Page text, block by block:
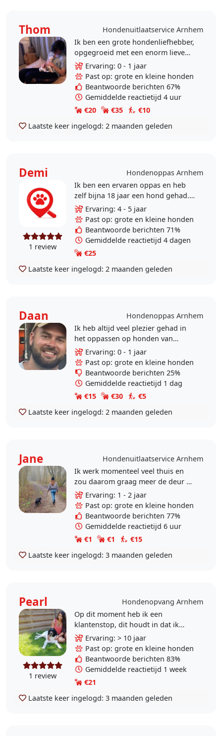
Thom
Hondenuitlaatservice Arnhem
Ik ben een grote hondenliefhebber,
opgegroeid met een enorm lieve
Friese Stabij en een kleine,
schattige Terrier. Nu woon ik alleen
in Arnhem, ik..
Ervaring: 0 - 1 jaar
Past op: grote en kleine honden
Beantwoorde berichten 67%
Gemiddelde reactietijd 4 uur
€20
€35
€10
Laatste keer ingelogd: 2 maanden geleden
Demi Hondenoppas Arnhem
1 review
Ik ben een ervaren oppas en heb
zelf bijna 18 jaar een hond gehad.
Bij mijn ouders hebben we een
labrador geleide hond vanuit KNGF
dus daar heb ik..
Ervaring: 4 - 5 jaar
Past op: grote en kleine honden
Beantwoorde berichten 71%
Gemiddelde reactietijd 4 dagen
€25
Laatste keer ingelogd: 2 maanden geleden
Daan
Hondenoppas Arnhem
Ik heb altijd veel plezier gehad in
het oppassen op honden van
vrienden en kennissen wanneer zij
op vakantie gingen. Hoewel we zelf
geen hond thuis..
Ervaring: 0 - 1 jaar
Past op: grote en kleine honden
Beantwoorde berichten 25%
Gemiddelde reactietijd 1 dag
€15
€30
€5
Laatste keer ingelogd: 2 maanden geleden
Jane
Hondenuitlaatservice Arnhem
Ik werk momenteel veel thuis en
zou daarom graag meer de deur uit
komen. Daarom bied ik mezelf aan
als honden uitlaatservice. Ik heb al
2 jaar..
Ervaring: 1 - 2 jaar
Past op: grote en kleine honden
Beantwoorde berichten 77%
Gemiddelde reactietijd 6 uur
€1
€1
€15
Laatste keer ingelogd: 3 maanden geleden
Pearl Hondenopvang Arnhem
1 review
Op dit moment heb ik een
klantenstop, dit houdt in dat ik
geen nieuwe honden meer kan
aannemen. Hondenhotel Max.imaal
is een KvK-geregistreerde..
Ervaring: > 10 jaar
Past op: grote en kleine honden
Beantwoorde berichten 83%
Gemiddelde reactietijd 1 week
€21
Laatste keer ingelogd: 3 maanden geleden